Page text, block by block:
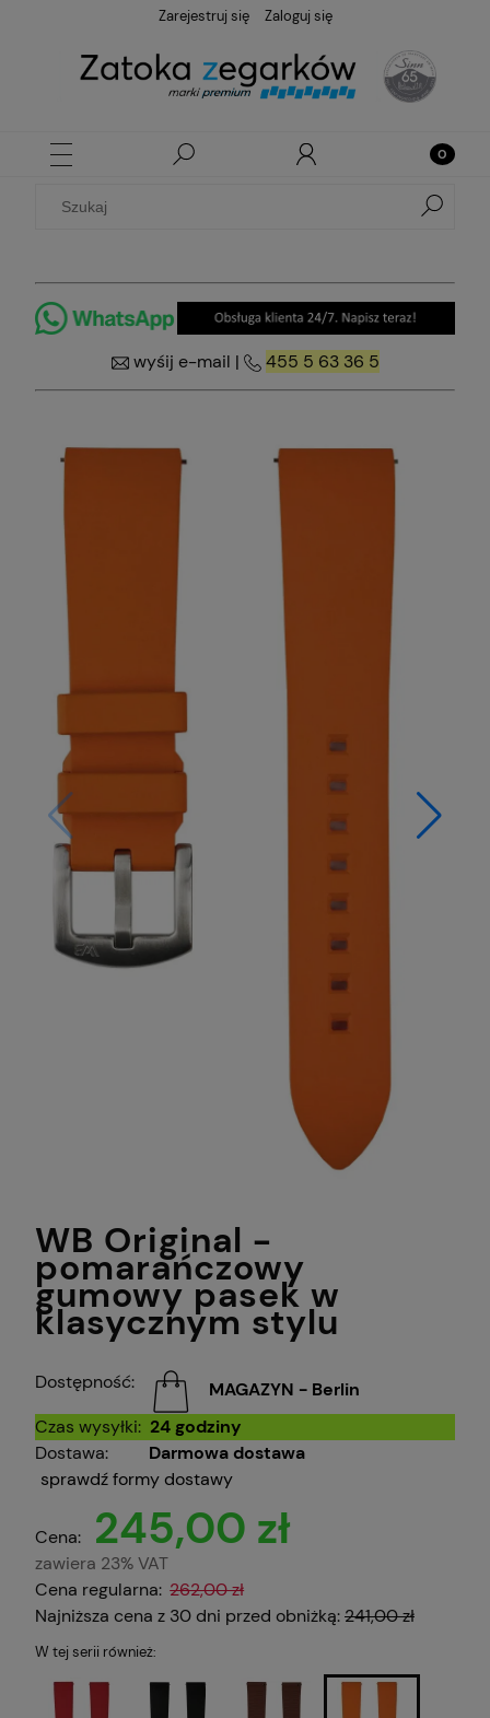
Zarejestruj się Zaloguj się
wyśij e-mail | 455 5 63 36 5
WB Original -
pomarańczowy
gumowy pasek w
klasycznym stylu
Dostępność:
MAGAZYN - Berlin
Czas wysyłki: 24 godziny
Dostawa:
Darmowa dostawa
sprawdź formy dostawy
Cena: 245,00 zł
zawiera 23% VAT
Cena regularna: 262,00 zł
Najniższa cena z 30 dni przed obniżką:241,00 zł
W tej serii również: